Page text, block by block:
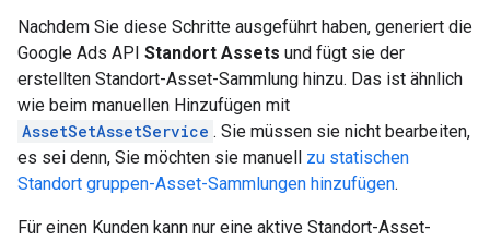
Nachdem Sie diese Schritte ausgeführt haben, generiert die
Google Ads API Standort Assets und fügt sie der
erstellten Standort-Asset-Sammlung hinzu. Das ist ähnlich
wie beim manuellen Hinzufügen mit
AssetSetAssetService . Sie müssen sie nicht bearbeiten,
es sei denn, Sie möchten sie manuell zu statischen
Standort gruppen-Asset-Sammlungen hinzufügen.
Für einen Kunden kann nur eine aktive Standort-Asset-